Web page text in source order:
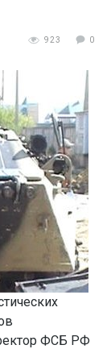
923 0
ФСБ РФ